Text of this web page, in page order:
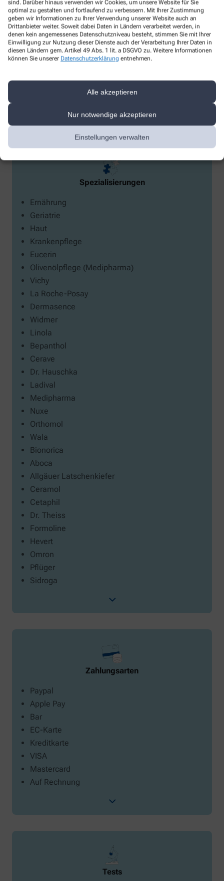
sind. Darüber hinaus verwenden wir Cookies, um unsere Website für Sie
optimal zu gestalten und fortlaufend zu verbessern. Mit Ihrer Zustimmung
geben wir Informationen zu Ihrer Verwendung unserer Website auch an
Drittanbieter weiter. Soweit dabei Daten in Ländern verarbeitet werden, in
denen kein angemessenes Datenschutzniveau besteht, stimmen Sie mit Ihrer
Einwilligung zur Nutzung dieser Dienste auch der Verarbeitung Ihrer Daten in
diesen Ländern gem. Artikel 49 Abs. 1 lit. a DSGVO zu. Weitere Informationen
können Sie unserer Datenschutzerklärung entnehmen.
Alle akzeptieren
Nur notwendige akzeptieren
Einstellungen verwalten
Blutuntersuchungen
Vitamin D
Spezialisierungen
Ernährung
Geriatrie
Haut
Krankenpflege
Eucerin
Olivenölpflege (Medipharma)
Vichy
La Roche-Posay
Dermasence
Widmer
Linola
Bepanthol
Cerave
Dr. Hauschka
Ladival
Medipharma
Nuxe
Orthomol
Wala
Bionorica
Aboca
Allgäuer Latschenkiefer
Ceramol
Cetaphil
Dr. Theiss
Formoline
Hevert
Omron
Pflüger
Sidroga
Zahlungsarten
Paypal
Apple Pay
Bar
EC-Karte
Kreditkarte
VISA
Mastercard
Auf Rechnung
Tests